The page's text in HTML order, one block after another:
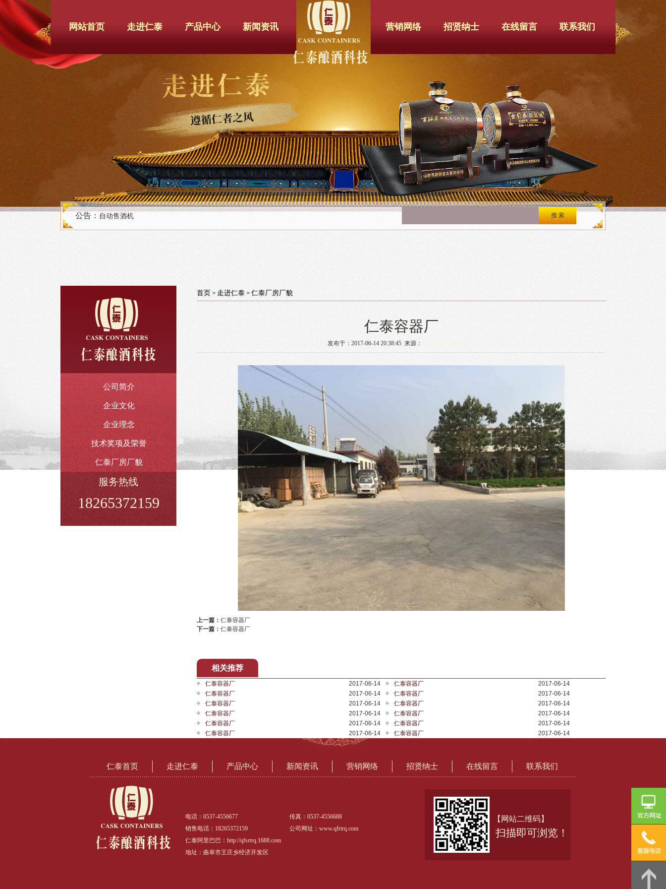
网站首页 走进仁泰 产品中心 新闻资讯 营销网络 招贤纳士 在线留言 联系我们
公告： 自动售酒机
公司简介
企业文化
企业理念
技术奖项及荣誉
仁泰厂房厂貌
服务热线
18265372159
首页 > 走进仁泰 > 仁泰厂房厂貌
仁泰容器厂
发布于：2017-06-14 20:38:45 来源： http://www.qfrtrq.com
上一篇： 仁泰容器厂
下一篇： 仁泰容器厂
相关推荐
仁泰容器厂 2017-06-14 仁泰容器厂
2017-06-14
仁泰容器厂
2017-06-14 仁泰容器厂
2017-06-14
仁泰容器厂
2017-06-14 仁泰容器厂
2017-06-14
仁泰容器厂
2017-06-14 仁泰容器厂
2017-06-14
仁泰容器厂
2017-06-14 仁泰容器厂
2017-06-14
仁泰容器厂
2017-06-14 仁泰容器厂 2017-06-14
仁泰首页 走进仁泰 产品中心 新闻资讯 营销网络 招贤纳士 在线留言 联系我们
电话：0537-4556677
传真：0537-4556688
销售电话：18265372159
公司网址：www.qfrtrq.com
仁泰阿里巴巴：http://qfsrtrq.1688.com
地址：曲阜市王庄乡经济开发区
【网站二维码】
扫描即可浏览！
询
热
线：